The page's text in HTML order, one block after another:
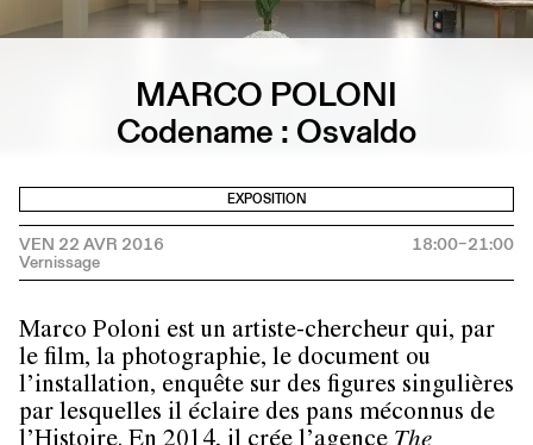
Informations
MARCO POLONI
Codename : Osvaldo
EXPOSITION
VEN 22 AVR 2016 18:00–21:00
Marco Poloni est un artiste-chercheur qui, par
le film, la photographie, le document ou
l’installation, enquête sur des figures singulières
par lesquelles il éclaire des pans méconnus de